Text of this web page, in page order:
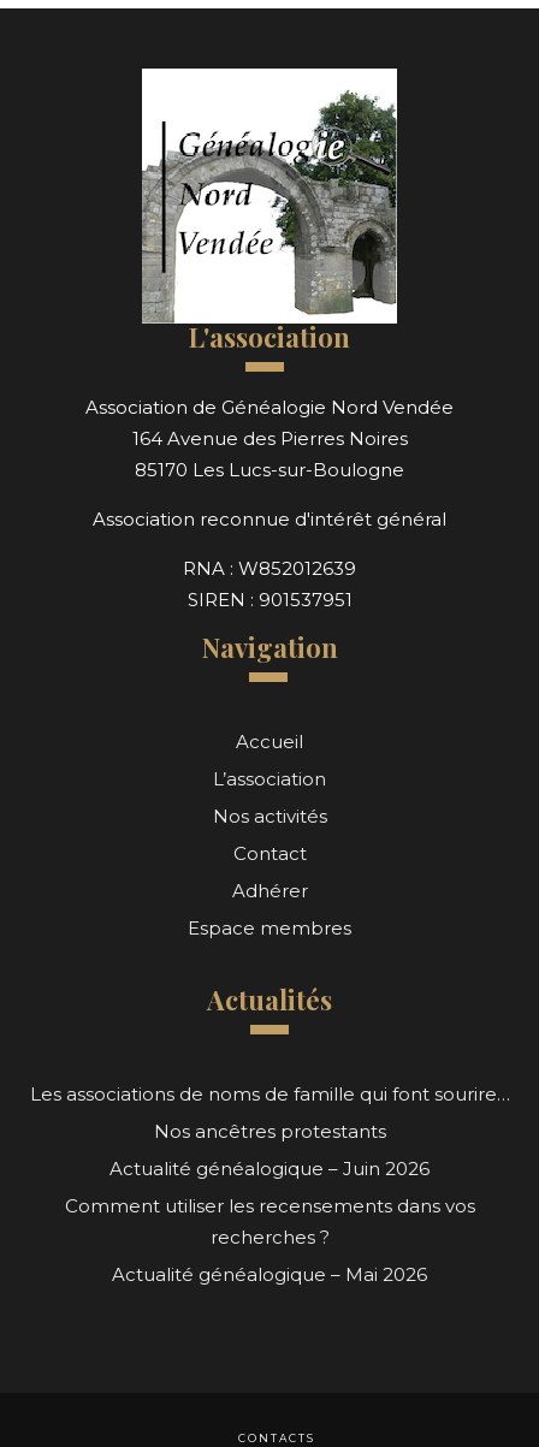
L'association
Association de Généalogie Nord Vendée
164 Avenue des Pierres Noires
85170 Les Lucs-sur-Boulogne
Association reconnue d'intérêt général
RNA : W852012639
SIREN : 901537951
Navigation
Accueil
L’association
Nos activités
Contact
Adhérer
Espace membres
Actualités
Les associations de noms de famille qui font sourire…
Nos ancêtres protestants
Actualité généalogique – Juin 2026
Comment utiliser les recensements dans vos
recherches ?
Actualité généalogique – Mai 2026
CONTACTS